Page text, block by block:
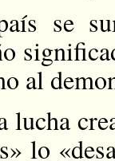
al
lucha
lo